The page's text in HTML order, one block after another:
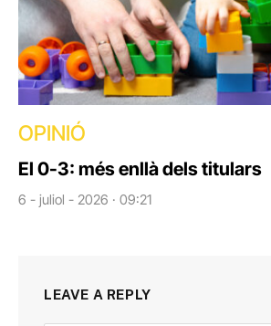
OPINIÓ
El 0-3: més enllà dels titulars
6 - juliol - 2026 · 09:21
LEAVE A REPLY